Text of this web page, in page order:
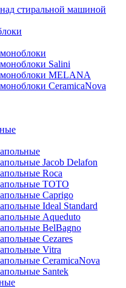
стиральной машиной
Salini
MELANA
CeramicaNova
Jacob Delafon
Roca
TOTO
Caprigo
Ideal Standard
Aqueduto
BelBagno
Cezares
Vitra
CeramicaNova
Santek